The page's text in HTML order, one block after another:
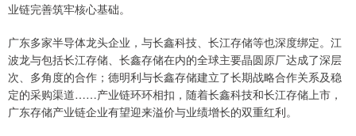
业链完善筑牢核心基础。
广东多家半导体龙头企业，与长鑫科技、长江存储等也深度绑定。江
波龙与包括长江存储、长鑫存储在内的全球主要晶圆原厂达成了深层
次、多角度的合作；德明利与长鑫存储建立了长期战略合作关系及稳
定的采购渠道……产业链环环相扣，随着长鑫科技和长江存储上市，
广东存储产业链企业有望迎来溢价与业绩增长的双重红利。